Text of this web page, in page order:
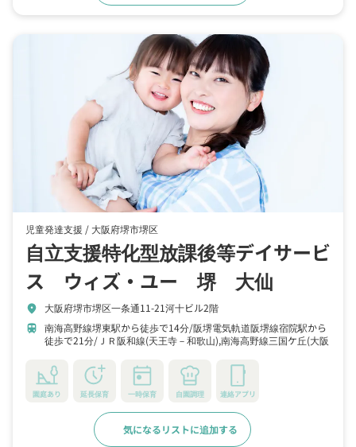
児童発達支援 / 大阪府堺市堺区
自立支援特化型放課後等デイサービ
ス ウィズ・ユー 堺 大仙
location_on 大阪府堺市堺区一条通11-21河十ビル2階
train 南海高野線堺東駅から徒歩で14分 阪堺電気軌道阪堺線宿院駅から
徒歩で21分
ＪＲ阪和線(天王寺－和歌山),南海高野線三国ケ丘(大阪
園庭あり 延長保育 一時保育 自園調理 連絡アプリ
気になるリストに追加する